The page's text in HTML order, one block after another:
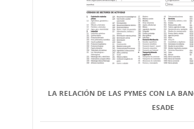
LA RELACIÓN DE LAS PYMES CON LA
ESADE